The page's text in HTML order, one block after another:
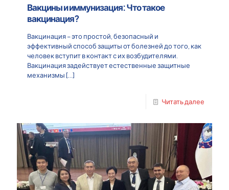
Вакцины и иммунизация: Что такое
вакцинация?
Вакцинация – это простой, безопасный и
эффективный способ защиты от болезней до того, как
человек вступит в контакт с их возбудителями.
Вакцинация задействует естественные защитные
механизмы[…]
Читать далее